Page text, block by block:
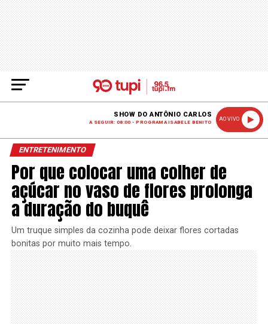
SHOW DO ANTÔNIO CARLOS
A SEGUIR: 08:00 - PROGRAMA ISABELE BENITO
AO VIVO
ENTRETENIMENTO
Por que colocar uma colher de
açúcar no vaso de flores prolonga
a duração do buquê
Um truque simples da cozinha pode deixar flores cortadas
bonitas por muito mais tempo.